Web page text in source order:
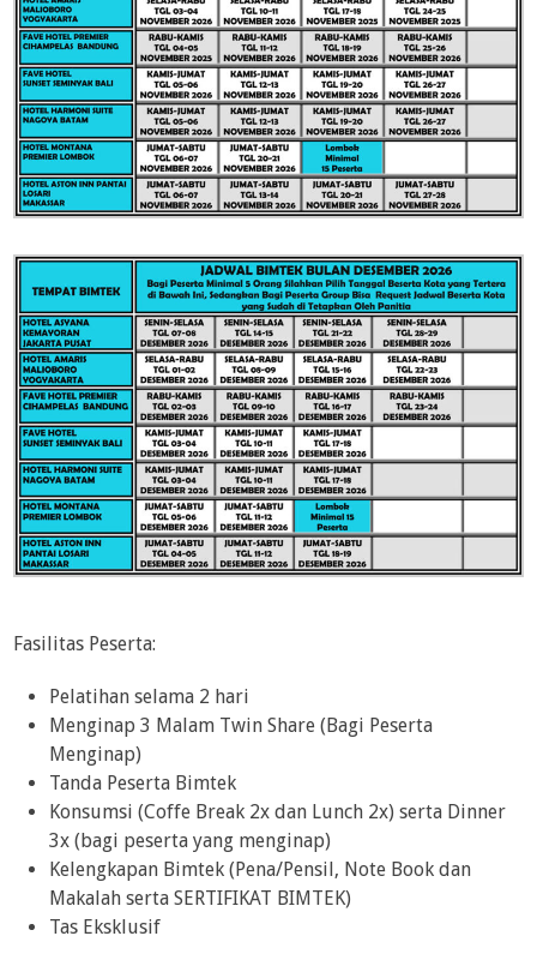
Fasilitas Peserta:
Pelatihan selama 2 hari
Menginap 3 Malam Twin Share (Bagi Peserta
Menginap)
Tanda Peserta Bimtek
Konsumsi (Coffe Break 2x dan Lunch 2x) serta Dinner
3x (bagi peserta yang menginap)
Kelengkapan Bimtek (Pena/Pensil, Note Book dan
Makalah serta SERTIFIKAT BIMTEK)
Tas Eksklusif